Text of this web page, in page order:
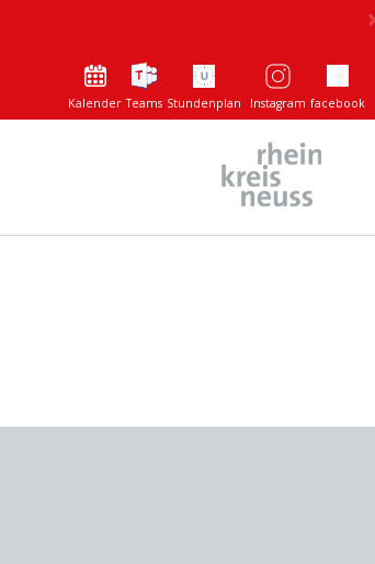
Kalender Teams Stundenplan Instagram facebook